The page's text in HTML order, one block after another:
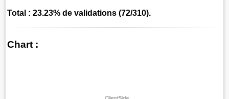
Total : 23.23% de validations (72/310).
Chart :